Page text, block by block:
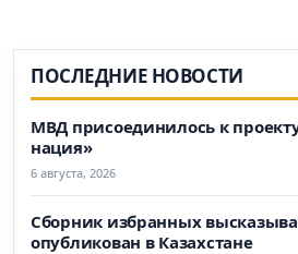
ПОСЛЕДНИЕ НОВОСТИ
МВД присоединилось к
нация»
6 августа, 2026
Сборник избранных
опубликован в Казахстане